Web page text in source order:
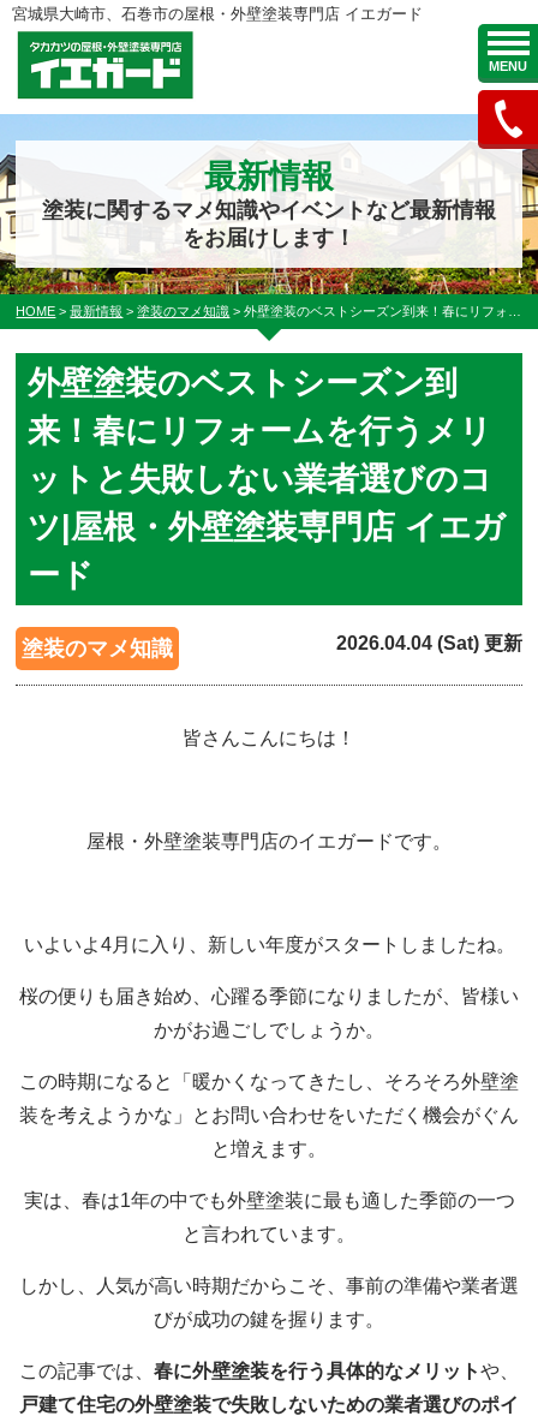
MENU
宮城県大崎市、石巻市の屋根・外壁塗装専門店 イエガード
最新情報
塗装に関するマメ知識やイベントなど最新情報
をお届けします！
HOME >最新情報 >塗装のマメ知識 >外壁塗装のベストシーズン到来！春にリフォームを行うメリットと失敗しない業者選びのコツ|屋根・外壁塗装専門店 イエガード
外壁塗装のベストシーズン到
来！春にリフォームを行うメリ
ットと失敗しない業者選びのコ
ツ|屋根・外壁塗装専門店 イエガ
ード
塗装のマメ知識 2026.04.04 (Sat) 更新
皆さんこんにちは！
屋根・外壁塗装専門店のイエガードです。
いよいよ4月に入り、新しい年度がスタートしましたね。
桜の便りも届き始め、心躍る季節になりましたが、皆様い
かがお過ごしでしょうか。
この時期になると「暖かくなってきたし、そろそろ外壁塗
装を考えようかな」とお問い合わせをいただく機会がぐん
と増えます。
実は、春は1年の中でも外壁塗装に最も適した季節の一つ
と言われています。
しかし、人気が高い時期だからこそ、事前の準備や業者選
びが成功の鍵を握ります。
この記事では、 春に外壁塗装を行う具体的なメリットや、
戸建て住宅の外壁塗装で失敗しないための業者選びのポイ